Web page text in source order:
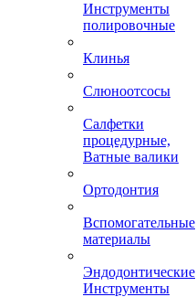
Инструменты
полировочные
Клинья
Слюноотсосы
Салфетки
процедурные,
Ватные валики
Ортодонтия
Вспомогательные
материалы
Эндодонтические
Инструменты